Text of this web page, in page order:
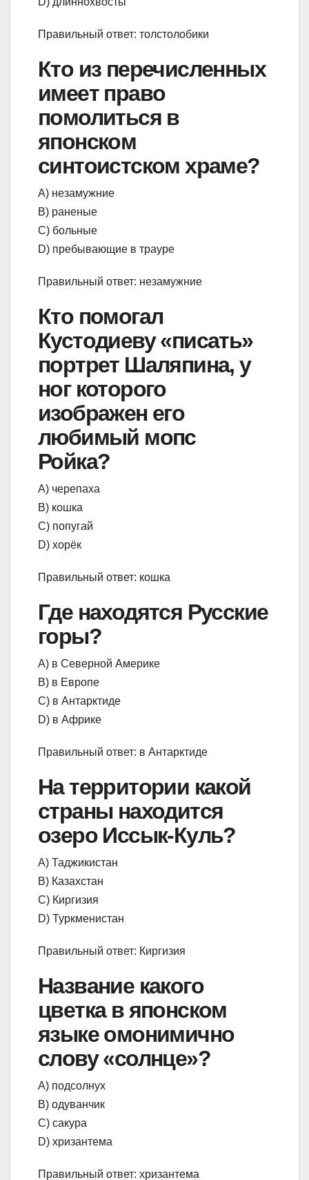
Правильный ответ: толстолобики
Кто из перечисленных
имеет право
помолиться в
японском
синтоистском храме?
А) незамужние
В) раненые
С) больные
D) пребывающие в трауре
Правильный ответ: незамужние
Кто помогал
Кустодиеву «писать»
портрет Шаляпина, у
ног которого
изображен его
любимый мопс
Ройка?
А) черепаха
В) кошка
С) попугай
D) хорёк
Правильный ответ: кошка
Где находятся Русские
горы?
А) в Северной Америке
В) в Европе
С) в Антарктиде
D) в Африке
Правильный ответ: в Антарктиде
На территории какой
страны находится
озеро Иссык-Куль?
А) Таджикистан
В) Казахстан
С) Киргизия
D) Туркменистан
Правильный ответ: Киргизия
Название какого
цветка в японском
языке омонимично
слову «солнце»?
А) подсолнух
В) одуванчик
С) сакура
D) хризантема
Правильный ответ: хризантема